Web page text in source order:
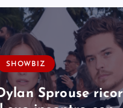
SHOWBIZ
Sprouse